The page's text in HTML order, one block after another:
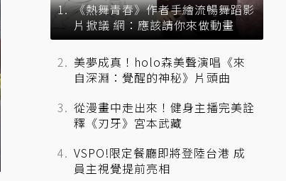
《熱舞青春》作者手繪流暢舞蹈影
片掀議 網：應該請你來做動畫
美夢成真！holo森美聲演唱《來
自深淵：覺醒的神秘》片頭曲
從漫畫中走出來！健身主播完美詮
釋《刃牙》宮本武藏
VSPO!限定餐廳即將登陸台港 成
員主視覺提前亮相